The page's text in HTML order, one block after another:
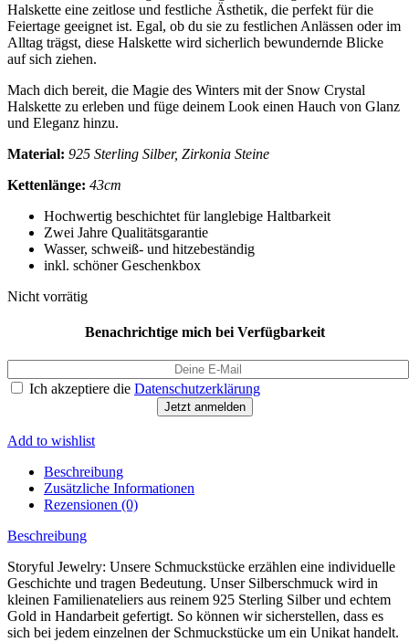
Halskette eine zeitlose und festliche Ästhetik, die perfekt für die
Feiertage geeignet ist. Egal, ob du sie zu festlichen Anlässen oder im
Alltag trägst, diese Halskette wird sicherlich bewundernde Blicke
auf sich ziehen.
Mach dich bereit, die Magie des Winters mit der Snow Crystal
Halskette zu erleben und füge deinem Look einen Hauch von Glanz
und Eleganz hinzu.
Material: 925 Sterling Silber, Zirkonia Steine
Kettenlänge: 43cm
Hochwertig beschichtet für langlebige Haltbarkeit
Zwei Jahre Qualitätsgarantie
Wasser, schweiß- und hitzebeständig
inkl. schöner Geschenkbox
Nicht vorrätig
Benachrichtige mich bei Verfügbarkeit
Ich akzeptiere die Datenschutzerklärung
Jetzt anmelden
Add to wishlist
Beschreibung
Zusätzliche Informationen
Rezensionen (0)
Beschreibung
Storyful Jewelry: Unsere Schmuckstücke erzählen eine individuelle
Geschichte und tragen Bedeutung. Unser Silberschmuck wird in
kleinen Familienateliers aus reinem 925 Sterling Silber und echtem
Gold in Handarbeit gefertigt. So können wir sicherstellen, dass es
sich bei jedem einzelnen der Schmuckstücke um ein Unikat handelt.